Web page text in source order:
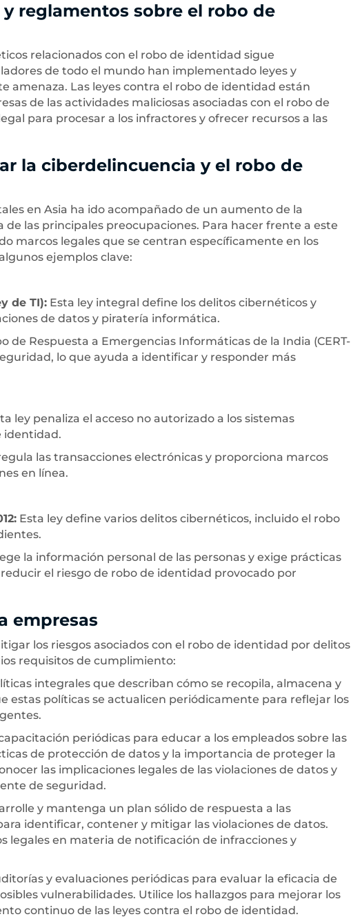
reglamentos sobre el robo de
relacionados con el robo de identidad sigue
de todo el mundo han implementado leyes y
Las leyes contra el robo de identidad están
de las actividades maliciosas asociadas con el robo de
para procesar a los infractores y ofrecer recursos a las
la ciberdelincuencia y el robo de
en Asia ha ido acompañado de un aumento de la
las principales preocupaciones. Para hacer frente a este
marcos legales que se centran específicamente en los
ejemplos clave:
de TI): Esta ley integral define los delitos cibernéticos y
de datos y piratería informática.
de Respuesta a Emergencias Informáticas de la India (CERT-
lo que ayuda a identificar y responder más
ley penaliza el acceso no autorizado a los sistemas
identidad.
las transacciones electrónicas y proporciona marcos
en línea.
Esta ley define varios delitos cibernéticos, incluido el robo
la información personal de las personas y exige prácticas
el riesgo de robo de identidad provocado por
empresas
los riesgos asociados con el robo de identidad por delitos
requisitos de cumplimiento:
integrales que describan cómo se recopila, almacena y
estas políticas se actualicen periódicamente para reflejar los
periódicas para educar a los empleados sobre las
de protección de datos y la importancia de proteger la
las implicaciones legales de las violaciones de datos y
de seguridad.
y mantenga un plan sólido de respuesta a las
identificar, contener y mitigar las violaciones de datos.
legales en materia de notificación de infracciones y
y evaluaciones periódicas para evaluar la eficacia de
vulnerabilidades. Utilice los hallazgos para mejorar los
continuo de las leyes contra el robo de identidad.